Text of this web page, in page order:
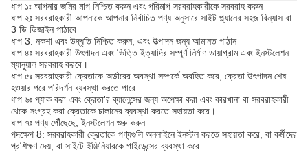
ধাপ ১ঃ আপনার জমির মাপ নিশ্চিত করুন এবং পরিমাপ সরবরাহকারীকে সরবরাহ করুন
ধাপ ২ঃ সরবরাহকারী আপনাকে আপনার নির্বাচিত পণ্য অনুসারে সাইট প্ল্যানের সহজ বিন্যাস বা
3 ডি ডিজাইন পাঠাবে
ধাপ 3: নকশা এবং উদ্ধৃতি নিশ্চিত করুন, এবং উত্পাদন জন্য আমানত পাঠান
ধাপ ৪ঃ সরবরাহকারী উৎপাদন এবং ভিত্তি ইত্যাদির সম্পূর্ণ নির্মাণ ডায়াগ্রাম এবং ইনস্টলেশন
ম্যানুয়াল সরবরাহ করবে।
ধাপ ৫ঃ সরবরাহকারী ক্রেতাকে অর্ডারের অবস্থা সম্পর্কে অবহিত করে, ক্রেতা উৎপাদন শেষ
হওয়ার পরে পরিদর্শন ব্যবস্থা করতে পারে
ধাপ ৬ঃ প্যাক করা এবং ক্রেতা'র ব্যালেন্সের জন্য অপেক্ষা করা এবং কারখানা বা সরবরাহকারী
থেকে সংগ্রহ করা ক্রেতাকে চালানের ব্যবস্থা করতে সহায়তা করে।
ধাপ ৭ঃ পণ্য পৌঁছেছে, ইনস্টলেশন শুরু করুন
পদক্ষেপ 8: সরবরাহকারী ক্রেতাকে পণ্যগুলি অনলাইনে ইনস্টল করতে সহায়তা করে, বা কর্মীদের
প্রশিক্ষণ দেয়, বা সাইটে ইঞ্জিনিয়ারকে গাইডেন্সের ব্যবস্থা করে